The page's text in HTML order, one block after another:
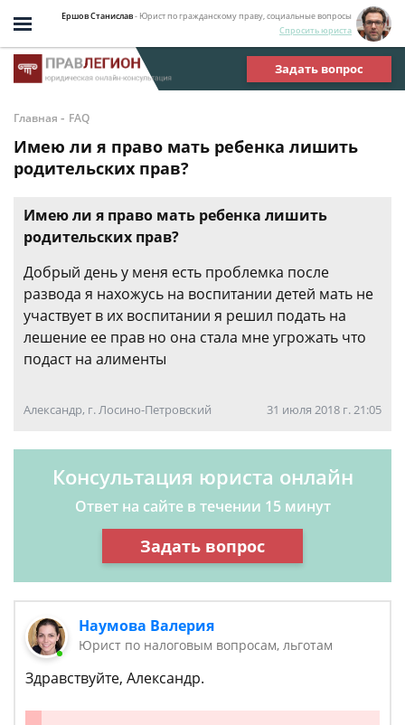
Ершов Станислав- Юрист по гражданскому праву, социальные вопросы
Спросить юриста
Задать вопрос
Главная - FAQ
Имею ли я право мать ребенка лишить
родительских прав?
Имею ли я право мать ребенка лишить
родительских прав?
Добрый день у меня есть проблемка после
развода я нахожусь на воспитании детей мать не
участвует в их воспитании я решил подать на
лешение ее прав но она стала мне угрожать что
подаст на алименты
Александр, г. Лосино-Петровский 31 июля 2018 г. 21:05
Консультация юриста онлайн
Ответ на сайте в течении 15 минут
Задать вопрос
Наумова Валерия
Юрист по налоговым вопросам, льготам
Здравствуйте, Александр.